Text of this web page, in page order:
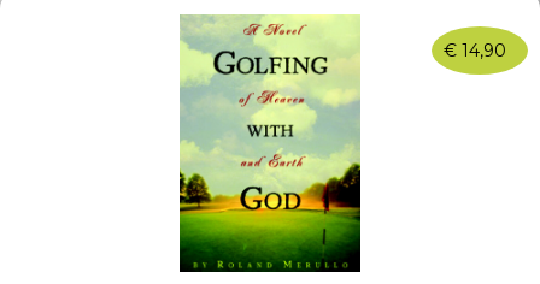
€ 14,90